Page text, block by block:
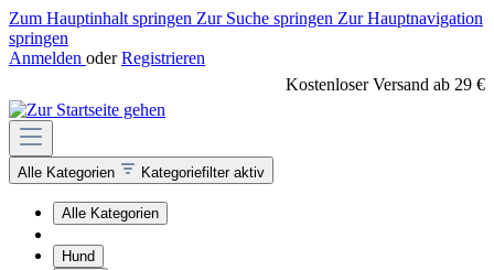
Zum Hauptinhalt springen Zur Suche springen Zur Hauptnavigation
springen
Anmelden oder Registrieren
Kostenloser Versand ab 29 €
Alle Kategorien Kategoriefilter aktiv
Alle Kategorien
Hund